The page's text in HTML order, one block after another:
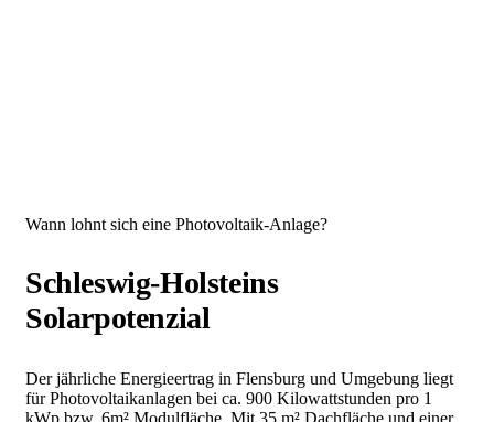
Wann lohnt sich eine Photovoltaik-Anlage?
Schleswig-Holsteins
Solarpotenzial
Der jährliche Energieertrag in Flensburg und Umgebung liegt
für Photovoltaikanlagen bei ca. 900 Kilowattstunden pro 1
kWp bzw. 6m² Modulfläche. Mit 35 m² Dachfläche und einer